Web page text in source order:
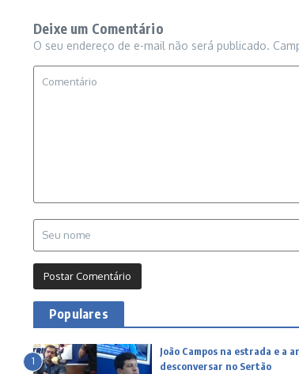
Deixe um Comentário
O seu endereço de e-mail não será publicado.
Populares
1
João Campos na estrada e a
desconversar no Sertão